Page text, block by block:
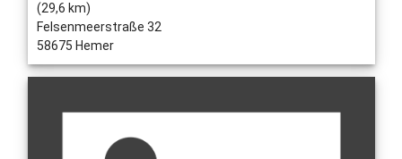
(29,6 km)
Felsenmeerstraße 32
58675 Hemer